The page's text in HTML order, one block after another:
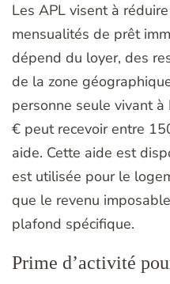
Les APL visent à
mensualités de prêt
dépend du loyer, des
de la zone
personne seule vivant
€ peut recevoir entre
aide. Cette aide est
est utilisée pour le
que le revenu
plafond spécifique.
Prime d’activité